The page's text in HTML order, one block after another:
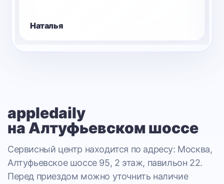
Наталья
appledaily
на Алтуфьевском шоссе
Сервисный центр находится по адресу: Москва,
Алтуфьевское шоссе 95, 2 этаж, павильон 22.
Перед приездом можно уточнить наличие